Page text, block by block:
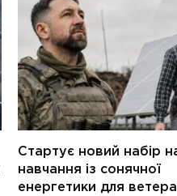
Стартує новий набір
навчання із сонячної
енергетики для